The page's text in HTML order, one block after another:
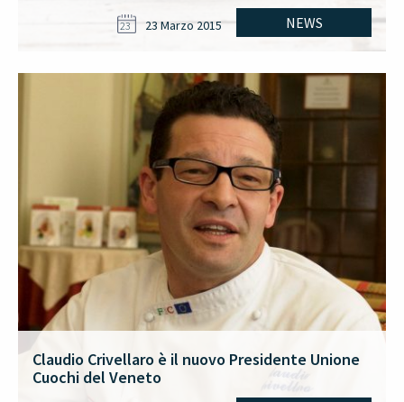
NEWS
23 23 Marzo 2015
Claudio Crivellaro è il nuovo Presidente Unione
Cuochi del Veneto